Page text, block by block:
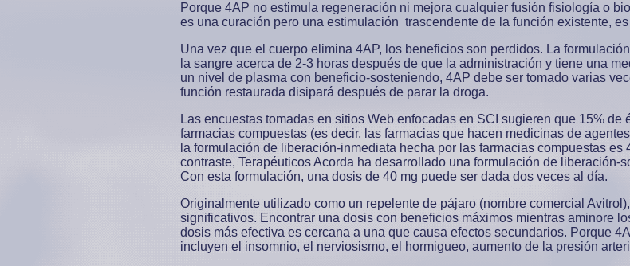
Porque 4AP no estimula regeneración ni mejora cualquier fusión fisiología o
es una curación pero una estimulación trascendente de la función existente,
Una vez que el cuerpo elimina 4AP, los beneficios son perdidos. La
la sangre acerca de 2-3 horas después de que la administración y tiene una
un nivel de plasma con beneficio-sosteniendo, 4AP debe ser tomado varias
función restaurada disipará después de parar la droga.
Las encuestas tomadas en sitios Web enfocadas en SCI sugieren que 15%
farmacias compuestas (es decir, las farmacias que hacen medicinas de
la formulación de liberación-inmediata hecha por las farmacias compuestas
contraste, Terapéuticos Acorda ha desarrollado una formulación de
Con esta formulación, una dosis de 40 mg puede ser dada dos veces al día.
Originalmente utilizado como un repelente de pájaro (nombre comercial
significativos. Encontrar una dosis con beneficios máximos mientras aminore
dosis más efectiva es cercana a una que causa efectos secundarios. Porque
incluyen el insomnio, el nerviosismo, el hormigueo, aumento de la presión